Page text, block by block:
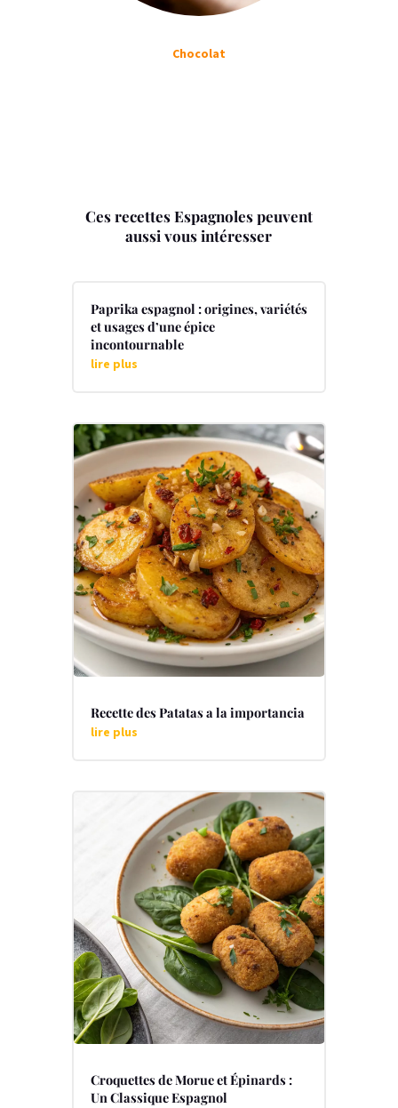
Chocolat
Ces recettes Espagnoles peuvent
aussi vous intéresser
Paprika espagnol : origines, variétés
et usages d’une épice
incontournable
lire plus
Recette des Patatas a la importancia
lire plus
Croquettes de Morue et Épinards :
Un Classique Espagnol